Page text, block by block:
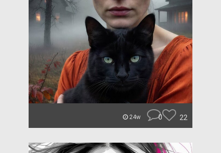
24w 0 22